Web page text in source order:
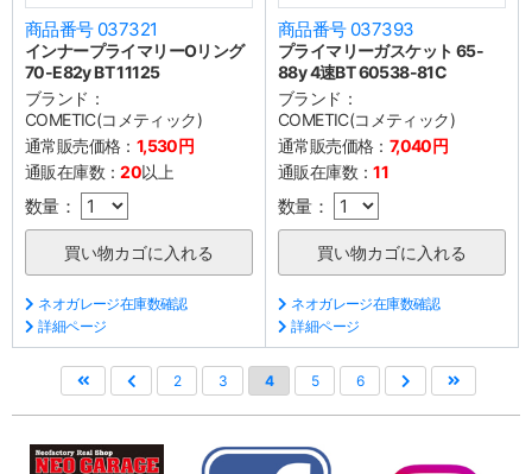
商品番号 037321
インナープライマリーOリング
70-E82y BT 11125
ブランド：
COMETIC(コメティック)
通常販売価格： 1,530円
通販在庫数：20以上
数量：
ネオガレージ在庫数確認
詳細ページ
商品番号 037393
プライマリーガスケット 65-
88y 4速BT 60538-81C
ブランド：
COMETIC(コメティック)
通常販売価格： 7,040円
通販在庫数：11
数量：
ネオガレージ在庫数確認
詳細ページ
2 3 4 5 6